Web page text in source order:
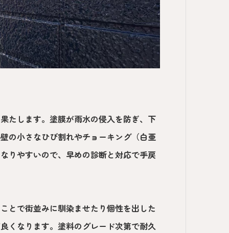
たします。塗膜が雨水の侵入を防ぎ、下
の小さなひび割れやチョーキング（白亜
りやすいので、早めの診断と対応で手戻
とで街並みに馴染ませたり個性を出した
くなります。塗料のグレード次第で耐久